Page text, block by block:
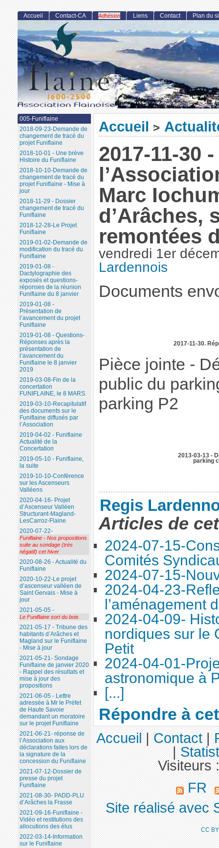
Accueil >
2017-11-30
Marc
d’Arâches,
remontées
vendredi 1er
Lardennois
Documents
2017-11-30.
Pièce jointe -
public du
parking P2
2013-03-13 -
parking
Regis
Articles de
2024-07-15-
Comités
2024-07-15-
2024-04-23-
l’aménagement
2024-04-09-
nordiques sur le
Petit
2024-04-01-
astronomique à
[...]
Répondre à
Accueil Contact-CA Adhésion Liens Contact Plan du
005-Funiflaine
2018-09-23-Demande de
changement de tracé du
projet Funiflaine
2018-10-01 - Une brève
Histoire du Funiflaine
2018-10-10-Demande de
changement de tracé du
projet Funiflaine - Mise à
jour
2018-11-29 - Dossier
changement de tracé du
Funiflaine
2018-12-28-Le Projet
Funiflaine
2019-01-02-Demande de
modification du tracé du
Funiflaine
2019-01-08 -
Dactylographie des
exposés et questions-
réponses de la réunion
Funiflaine du 8 janvier
2019-01-08 -
Présentation de
l’avancement du projet
Funiflaine
2019-01-08 - Questions-
Réponses après la
présentation de
l’avancement du
Funiflaine le 8 janvier
2019
2019-03-08-Fin de la
concertation
FUNIFLAINE, le 8 MARS.
2019-03-10-Recapitulatif
des documents sur le
Funiflaine diffusés par
l’Association
2019-04-02 - Funiflaine
Actualité de la
Concertation
2019-05-10 - Funiflaine,
la suite
2019-10-10-Conférence
sur les Ascenseurs
Valléens
2020-04-16- Projet
d’Ascenseur Valléen
Structurant-Magland-
LesCarroz-Flaine
2020-07-22-
Funiflaine - Nos propositions
suite au sondage (très
négatif) cet hiver
2020-08-26 - Actualité du
Funiflaine
2020-10-22-Le projet
d’ascenseur valléen de
Saint Gervais - Mise à
jour
2021-05-05 -
Le Funiflaine sort du bois
2021-05-17 - Tribune des
habitants d’Arâches et
Magland sur le Funiflaine
- Mise à jour
2021-05-21- Sondage
Funiflaine de janvier 2020
- Rappel des résultats et
mise à jour des
propositions
2021-06-05 - Lettre
adressée à Mr le Préfet
de Haute Savoie
demandant un moratoire
sur le projet Funiflaine
2021-06-21- réponse de
l’Association aux
déclarations faites lors de
la signature de la
concession du Funiflaine
2021-07-12-Dossier de
presse du projet
Funiflaine
2021-08-30- PADD-PLU
d’Arâches la Frasse
2021-09-16-Funiflaine -
Vidéo et restitutions des
allocutions des élus
2022-03-14-Information
sur le Funiflaine
Accueil|Contact|
|
Visiteurs
FR
Site réalisé avec
CC